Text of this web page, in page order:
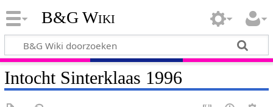
B&G Wiki
Intocht Sinterklaas 1996